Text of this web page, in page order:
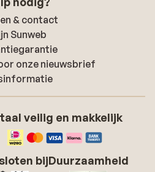
& contact
Sunweb
onze nieuwsbrief
veilig en makkelijk
bijDuurzaamheid